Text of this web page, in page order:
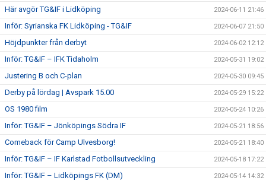
Här avgör TG&IF i Lidköping 2024-06-11 21:46
Inför: Syrianska FK Lidköping - TG&IF 2024-06-07 21:50
Höjdpunkter från derbyt 2024-06-02 12:12
Inför: TG&IF – IFK Tidaholm 2024-05-31 19:02
Justering B och C-plan 2024-05-30 09:45
Derby på lördag | Avspark 15.00 2024-05-29 15:22
OS 1980 film 2024-05-24 10:26
Inför: TG&IF – Jönköpings Södra IF 2024-05-21 18:56
Comeback för Camp Ulvesborg! 2024-05-21 18:40
Inför: TG&IF – IF Karlstad Fotbollsutveckling 2024-05-18 17:22
Inför: TG&IF – Lidköpings FK (DM) 2024-05-14 14:32